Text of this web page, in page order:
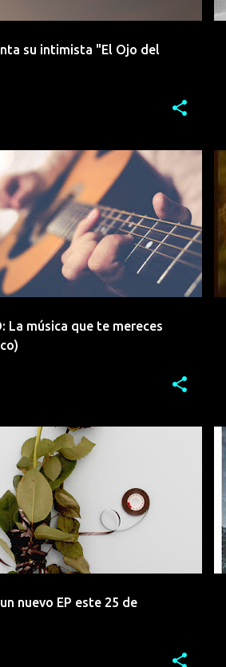
su intimista "El Ojo del
La música que te mereces
FM ESPECIAL RADIO
nuevo EP este 25 de
CANTAUTOR